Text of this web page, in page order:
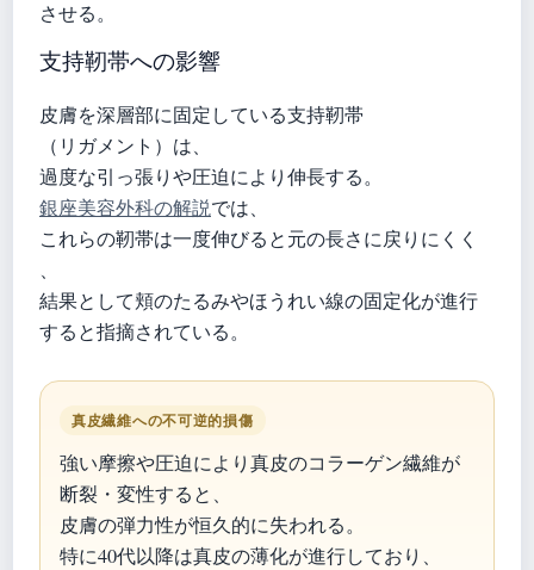
させる。
支持靭帯への影響
皮膚を深層部に固定している支持靭帯
（リガメント）は、
過度な引っ張りや圧迫により伸長する。
銀座美容外科の解説では、
これらの靭帯は一度伸びると元の長さに戻りにくく
、
結果として頬のたるみやほうれい線の固定化が進行
すると指摘されている。
真皮繊維への不可逆的損傷
強い摩擦や圧迫により真皮のコラーゲン繊維が
断裂・変性すると、
皮膚の弾力性が恒久的に失われる。
特に40代以降は真皮の薄化が進行しており、